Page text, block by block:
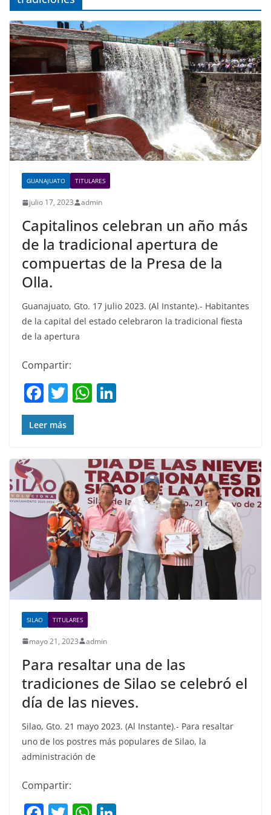
GUANAJUATO TITULARES
julio 17, 2023 admin
Capitalinos celebran un año más
de la tradicional apertura de
compuertas de la Presa de la
Olla.
Guanajuato, Gto. 17 julio 2023. (Al Instante).- Habitantes
de la capital del estado celebraron la tradicional fiesta
de la apertura
Compartir:
F
a
c
b
o
o
k
T
w
itt
W
A
p
p
dI
n
Leer más
SILAO TITULARES
mayo 21, 2023 admin
Para resaltar una de las
tradiciones de Silao se celebró el
día de las nieves.
Silao, Gto. 21 mayo 2023. (Al Instante).- Para resaltar
uno de los postres más populares de Silao, la
administración de
Compartir: